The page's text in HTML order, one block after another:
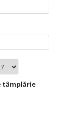
tâmplărie